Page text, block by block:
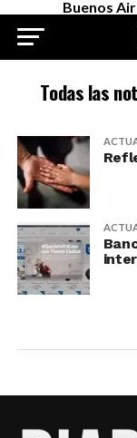
Buenos
Todas las